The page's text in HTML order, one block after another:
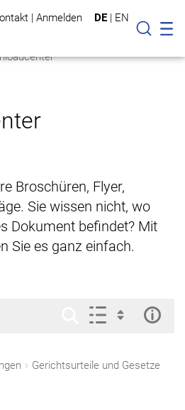
| Anmelden DE | EN
Suche
Broschüren, Flyer,
Sie wissen nicht, wo
Dokument befindet? Mit
Sie es ganz einfach.
Gerichtsurteile und Gesetze